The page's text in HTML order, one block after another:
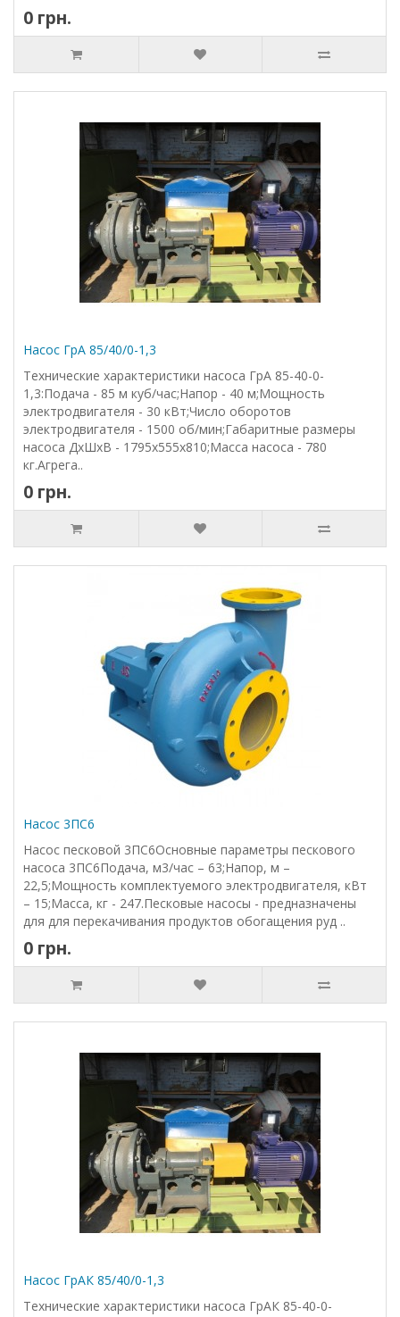
0 грн.
Насос ГрА 85/40/0-1,3
Технические характеристики насоса ГрА 85-40-0-
1,3:Подача - 85 м куб/час;Напор - 40 м;Мощность
электродвигателя - 30 кВт;Число оборотов
электродвигателя - 1500 об/мин;Габаритные размеры
насоса ДхШхВ - 1795х555х810;Масса насоса - 780
кг.Агрега..
0 грн.
Насос 3ПС6
Насос песковой 3ПС6Основные параметры пескового
насоса 3ПС6Подача, м3/час – 63;Напор, м –
22,5;Мощность комплектуемого электродвигателя, кВт
– 15;Масса, кг - 247.Песковые насосы - предназначены
для для перекачивания продуктов обогащения руд ..
0 грн.
Насос ГрАК 85/40/0-1,3
Технические характеристики насоса ГрАК 85-40-0-